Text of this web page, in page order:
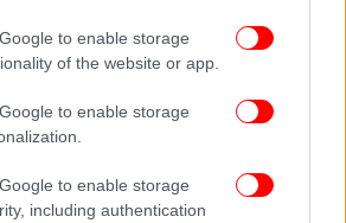
to enable storage
of the website or app.
to enable storage
to enable storage
including authentication